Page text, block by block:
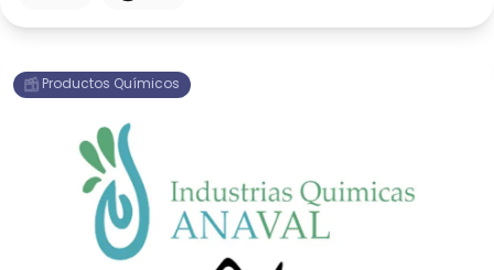
Productos Químicos